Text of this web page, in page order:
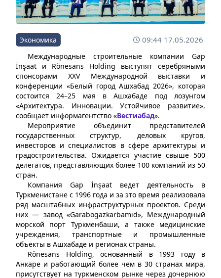
Экономика 09:44 17.05.2026
Международные строительные компании Gap
İnşaat и Rönesans Holding выступят серебряными
спонсорами XXV Международной выставки и
конференции «Белый город Ашхабад 2026», которая
состоится 24–25 мая в Ашхабаде под лозунгом
«Архитектура. Инновации. Устойчивое развитие»,
сообщает информагентство «Вестиабад».
Мероприятие объединит представителей
государственных структур, деловых кругов,
инвесторов и специалистов в сфере архитектуры и
градостроительства. Ожидается участие свыше 500
делегатов, представляющих более 100 компаний из 50
стран.
Компания Gap İnşaat ведет деятельность в
Туркменистане с 1996 года и за это время реализовала
ряд масштабных инфраструктурных проектов. Среди
них — завод «Garabogazkarbamid», Международный
морской порт Туркменбаши, а также медицинские
учреждения, транспортные и промышленные
объекты в Ашхабаде и регионах страны.
Rönesans Holding, основанный в 1993 году в
Анкаре и работающий более чем в 30 странах мира,
присутствует на туркменском рынке через дочернюю